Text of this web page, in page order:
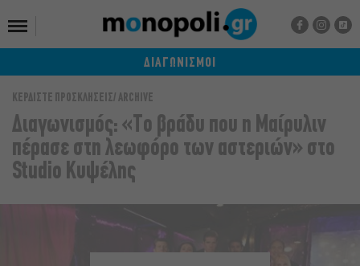
ΔΙΑΓΩΝΙΣΜΟΙ
ΚΕΡΔΙΣΤΕ ΠΡΟΣΚΛΗΣΕΙΣ ARCHIVE
Διαγωνισμός: «Τo βράδυ που η Μαίρυλιν
πέρασε στη λεωφόρο των αστεριών» στο
Studio Κυψέλης